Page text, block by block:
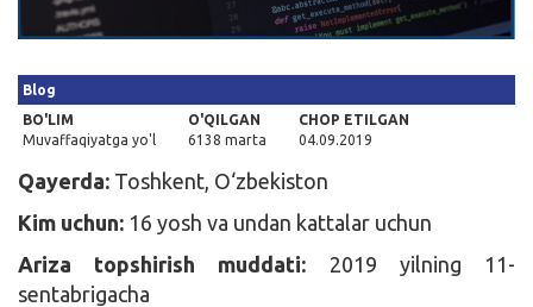
Blog
BO'LIM
Muvaffaqiyatga yo'l
O'QILGAN
6138 marta
CHOP ETILGAN
04.09.2019
Qayerda: Toshkent, O‘zbekiston
Kim uchun: 16 yosh va undan kattalar uchun
Ariza topshirish muddati: 2019 yilning 11-
sentabrigacha